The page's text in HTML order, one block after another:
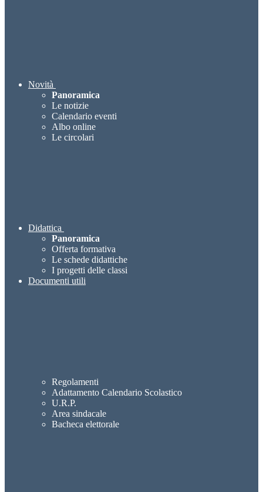
Novità
Panoramica
Le notizie
Calendario eventi
Albo online
Le circolari
Didattica
Panoramica
Offerta formativa
Le schede didattiche
I progetti delle classi
Documenti utili
Regolamenti
Adattamento Calendario Scolastico
U.R.P.
Area sindacale
Bacheca elettorale